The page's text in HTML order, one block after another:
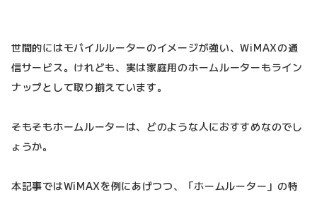
世間的にはモバイルルーターのイメージが強い、WiMAXの通
信サービス。けれども、実は家庭用のホームルーターもライン
ナップとして取り揃えています。
そもそもホームルーターは、どのような人におすすめなのでし
ょうか。
本記事ではWiMAXを例にあげつつ、「ホームルーター」の特